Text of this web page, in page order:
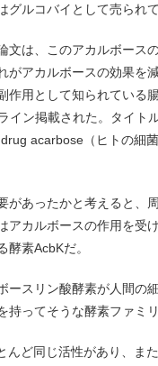
グルコバイとして売られ
文は、このアカルボース
がアカルボースの効果を
作用として知られている
イン掲載された。タイト
acarbose（ヒトの細
があったかと考えると、
アカルボースの作用を受
素AcbKだ。
ースリン酸酵素が人間の
持ってそうな酵素ファミ
んど同じ活性があり、ま